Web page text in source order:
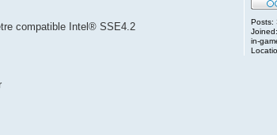
Posts:
Joined:
in-
compatible Intel® SSE4.2